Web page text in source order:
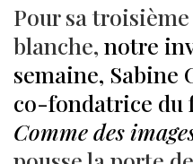
Pour sa
blanche, notre
semaine, Sabine
co-fondatrice du
Comme des